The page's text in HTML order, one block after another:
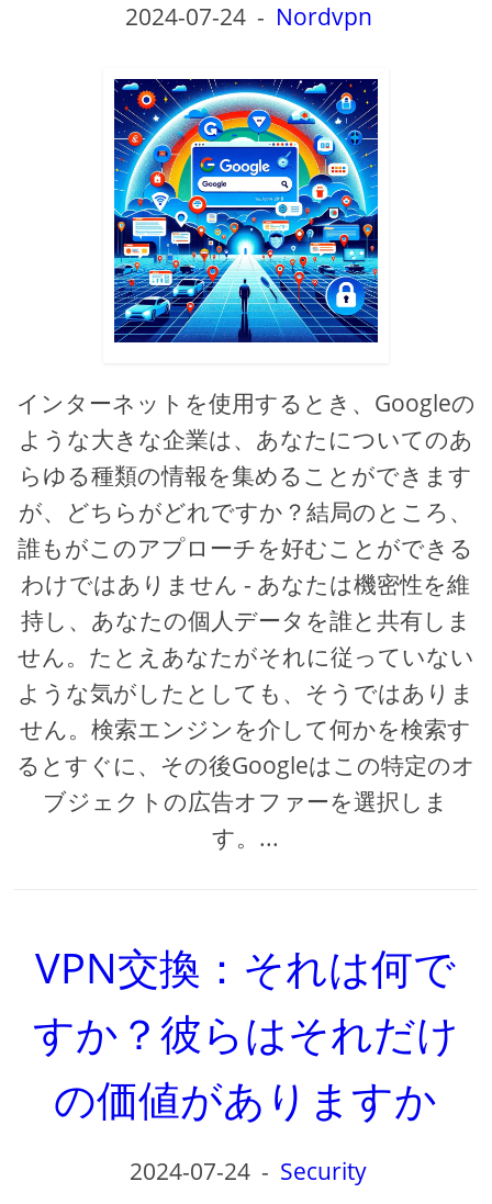
2024-07-24- Nordvpn
インターネットを使用するとき、Googleの
ような大きな企業は、あなたについてのあ
らゆる種類の情報を集めることができます
が、どちらがどれですか？結局のところ、
誰もがこのアプローチを好むことができる
わけではありません - あなたは機密性を維
持し、あなたの個人データを誰と共有しま
せん。たとえあなたがそれに従っていない
ような気がしたとしても、そうではありま
せん。検索エンジンを介して何かを検索す
るとすぐに、その後Googleはこの特定のオ
ブジェクトの広告オファーを選択しま
す。...
VPN交換：それは何で
すか？彼らはそれだけ
の価値がありますか
2024-07-24 - Security